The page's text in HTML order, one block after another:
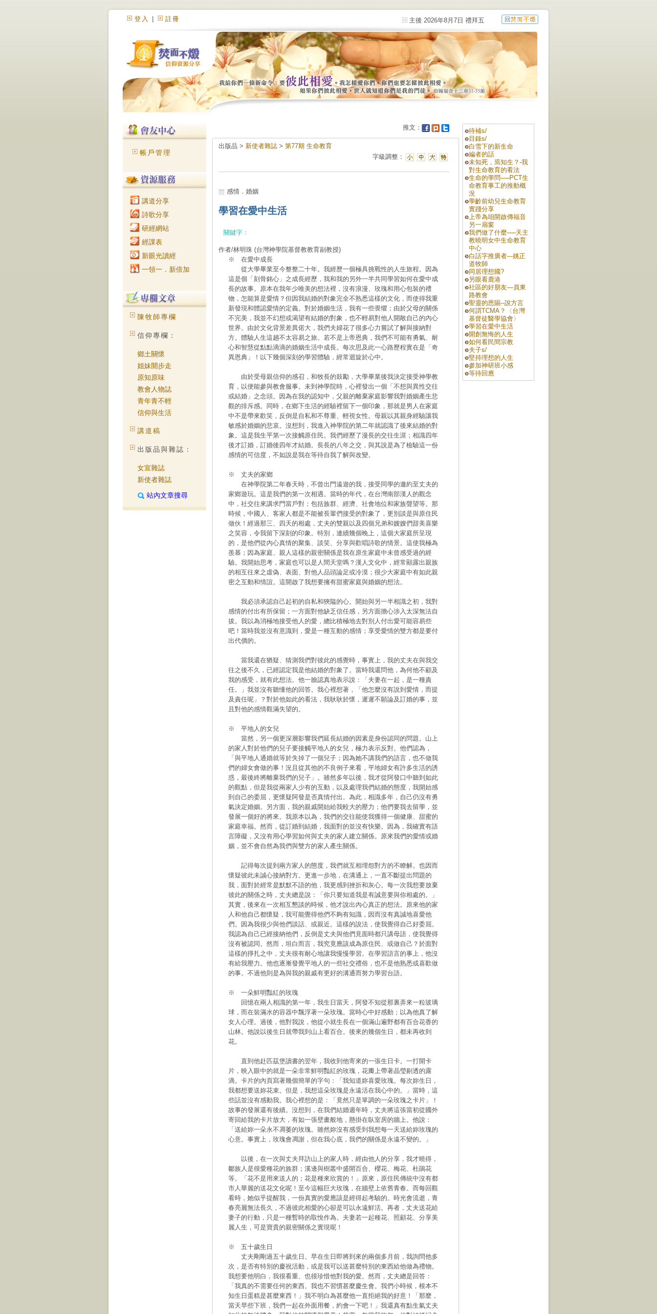
登入 註冊 主後 2026年8月7日 禮拜五
帳戶管理
講道分享
詩歌分享
研經網站
經課表
新眼光讀經
一領一．新倍加
陳牧師專欄
信仰專欄：
鄉土關懷
姐妹開步走
原知原味
教會人物誌
青年青不輕
信仰與生活
講道稿
出版品與雜誌：
女宣雜誌
新使者雜誌
站內文章搜尋
推文：
出版品 > 新使者雜誌 > 第77期 生命教育
字級調整：
感情．婚姻
學習在愛中生活
關鍵字：
作者/林明珠 (台灣神學院基督教教育副教授)
※ 在愛中成長
從大學畢業至今整整二十年。我經歷一個極具挑戰性的人生旅程。因為
這是個「刻骨銘心」之成長經歷，我和我的另外一半共同學習如何在愛中成
長的故事。原本在我年少唯美的想法裡，沒有浪漫、玫瑰和用心包裝的禮
物，怎能算是愛情？但因我結婚的對象完全不熟悉這樣的文化，而使得我重
新發現和體認愛情的定義。對於婚姻生活，我有一些畏懼；由於父母的關係
不完美，我並不幻想或渴望有結婚的對象，也不輕易對他人開敞自己的內心
世界。由於文化背景差異偌大，我們夫婦花了很多心力嘗試了解與接納對
方。體驗人生這趟不太容易之旅。若不是上帝恩典，我們不可能有勇氣、耐
心和智慧從點點滴滴的婚姻生活中成長。每次思及此一心路歷程實在是「奇
異恩典」！以下幾個深刻的學習體驗，經常迴旋於心中。
由於受母親信仰的感召，和牧長的鼓勵，大學畢業後我決定接受神學教
育，以便能參與教會服事。未到神學院時，心裡發出一個「不想與異性交往
或結婚」之念頭。因為在我的認知中，父親的離棄家庭影響我對婚姻產生悲
觀的排斥感。同時，在鄉下生活的經驗裡留下一個印象，那就是男人在家庭
中不是帶來歡笑，反倒是自私和不尊重、輕視女性。母親以其親身經驗讓我
敏感於婚姻的悲哀。沒想到，我進入神學院的第二年就認識了後來結婚的對
象。這是我生平第一次接觸原住民。我們經歷了漫長的交往生涯；相識四年
後才訂婚，訂婚後四年才結婚。長長的八年之交，與其說是為了檢驗這一份
感情的可信度，不如說是我在等待自我了解與改變。
※ 丈夫的家鄉
在神學院第二年春天時，不曾出門遠遊的我，接受同學的邀約至丈夫的
家鄉遊玩。這是我們的第一次相遇。當時的年代，在台灣南部漢人的觀念
中，社交往來講求門當戶對；包括族群、經濟、社會地位和家族聲望等。那
時候，中國人、客家人都是不能被長輩們接受的對象了，更別談是與原住民
做伙！經過那三、四天的相處，丈夫的雙親以及四個兄弟和嫂嫂們甜美喜樂
之笑容，令我留下深刻的印象。特別，連續幾個晚上，這個大家庭所呈現
的，是他們從內心真情的聚集、談笑、分享與歡唱詩歌的情景。這使我極為
羨慕；因為家庭、親人這樣的親密關係是我在原生家庭中未曾感受過的經
驗。我開始思考，家庭也可以是人間天堂嗎？漢人文化中，經常顯露出親族
的相互往來之虛偽、表面、對他人品頭論足或冷漠；很少大家庭中有如此親
密之互動和情誼。這開啟了我想要擁有甜蜜家庭與婚姻的想法。
我必須承認自己起初的自私和狹隘的心。開始與另一半相識之初，我對
感情的付出有所保留；一方面對他缺乏信任感，另方面擔心涉入太深無法自
拔。我以為消極地接受他人的愛，總比積極地去對別人付出愛可能容易些
吧！當時我並沒有意識到，愛是一種互動的感情；享受愛情的雙方都是要付
出代價的。
當我還在猶疑、猜測我們對彼此的感覺時，事實上，我的丈夫在與我交
往之後不久，已經認定我是他結婚的對象了。當時我還問他，為何他不顧及
我的感受，就有此想法。他一臉認真地表示說：「夫妻在一起，是一種責
任。」我並沒有聽懂他的回答。我心裡想著，「他怎麼沒有說到愛情，而提
及責任呢」？對於他如此的看法，我耿耿於懷，遲遲不願論及訂婚的事，並
且對他的感情觀滿失望的。
※ 平地人的女兒
當然，另一個更深層影響我們延長結婚的因素是身份認同的問題。山上
的家人對於他們的兒子要接觸平地人的女兒，極力表示反對。他們認為，
「與平地人通婚就等於失掉了一個兒子；因為她不講我們的語言，也不做我
們的婦女會做的事！況且從其他的不良例子來看，平地婦女有許多生活的誘
惑，最後終將離棄我們的兒子」。雖然多年以後，我才從阿發口中聽到如此
的觀點，但是我從兩家人少有的互動，以及處理我們結婚的態度，我開始感
到自己的委屈，更懷疑阿發是否真情付出。為此，相識多年，自己仍沒有勇
氣決定婚姻。另方面，我的親戚開始給我較大的壓力；他們要我去留學，並
發展一個好的將來。我原本以為，我們的交往能使我獲得一個健康、甜蜜的
家庭幸福。然而，從訂婚到結婚，我面對的並沒有快樂。因為，我確實有語
言障礙，又沒有用心學習如何與丈夫的家人建立關係。原來我們的愛情或婚
姻，並不會自然為我們與雙方的家人產生關係。
記得每次提到兩方家人的態度，我們就互相埋怨對方的不瞭解。也因而
懷疑彼此未誠心接納對方。更進一步地，在溝通上，一直不斷提出問題的
我，面對於經常是默默不語的他，我更感到挫折和灰心。每一次我想要放棄
彼此的關係之時，丈夫總是說：「你只要知道我是有誠意要與你相處的。」
其實，後來在一次相互懇談的時候，他才說出內心真正的想法。原來他的家
人和他自己都懷疑，我可能覺得他們不夠有知識，因而沒有真誠地喜愛他
們。因為我很少與他們談話、或親近。這樣的說法，使我覺得自己好委屈。
我認為自己已經接納他們，反倒是丈夫與他們見面時都只講母語，使我覺得
沒有被認同。然而，坦白而言，我究竟應該成為原住民、或做自己？於面對
這樣的掙扎之中，丈夫很有耐心地讓我慢慢學習。在學習語言的事上，他沒
有給我壓力。他也逐漸發覺平地人的一些社交禮俗，也不是他熟悉或喜歡做
的事。不過他則是為與我的親戚有更好的溝通而努力學習台語。
※ 一朵鮮明豔紅的玫瑰
回憶在兩人相識的第一年，我生日當天，阿發不知從那裏弄來一粒玻璃
球，而在裝滿水的容器中飄浮著一朵玫瑰。當時心中好感動；以為他真了解
女人心理。過後，他對我說，他從小就生長在一個滿山遍野都有百合花香的
山林。他說以後生日就帶我到山上看百合。後來的幾個生日，都未再收到
花。
直到他赴匹茲堡讀書的翌年，我收到他寄來的一張生日卡。一打開卡
片，映入眼中的就是一朵非常鮮明豔紅的玫瑰，花瓣上帶著晶瑩剔透的露
滴。卡片的內頁寫著幾個簡單的字句：「我知道妳喜愛玫瑰。每次妳生日，
我都想要送妳花束。但是，我想這朵玫瑰是永遠活在我心中的。」當時，這
些話並沒有感動我。我心裡想的是：「竟然只是單調的一朵玫瑰之卡片」！
故事的發展還有後續。沒想到，在我們結婚週年時，丈夫將這張當初從國外
寄回給我的卡片放大，有如一張壁畫般地，懸掛在臥室房的牆上。他說：
「送給妳一朵永不凋萎的玫瑰。雖然妳沒有感受到我想每一天送給妳玫瑰的
心意。事實上，玫瑰會凋謝，但在我心底，我們的關係是永遠不變的。」
以後，在一次與丈夫拜訪山上的家人時，經由他人的分享，我才曉得，
鄒族人是很愛種花的族群；溪邊與樹叢中盛開百合、櫻花、梅花、杜鵑花
等。「花不是用來送人的；花是種來欣賞的！」原來，原住民傳統中沒有都
市人華麗的送花文化呢！至今這幅巨大玫瑰，在牆壁上依舊青春。而每回觀
看時，她似乎提醒我，一份真實的愛應該是經得起考驗的。時光會流逝，青
春亮麗無法長久，不過彼此相愛的心卻是可以永遠鮮活。再者，丈夫送花給
妻子的行動，只是一種暫時的取悅作為。夫妻若一起種花、照顧花、分享美
麗人生，可是寶貴的親密關係之實現呢！
※ 五十歲生日
丈夫剛剛過五十歲生日。早在生日即將到來的兩個多月前，我詢問他多
次，是否有特別的慶祝活動，或是我可以送甚麼特別的東西給他做為禮物。
我想要他明白，我很看重、也很珍惜他對我的愛。然而，丈夫總是回答：
「我真的不需要任何的東西。我也不習慣甚麼慶生會。我們小時候，根本不
知生日蛋糕是甚麼東西！」我不明白為甚麼他一直拒絕我的好意！「那麼，
當天早些下班，我們一起在外面用餐，約會一下吧！」我還真有點生氣丈夫
待補s/
目錄s/
白雪下的新生命
編者的話
未知死，焉知生？-我
對生命教育的看法
生命的學問──PCT生
命教育事工的推動概
況
學齡前幼兒生命教育
實踐分享
上帝為咱開啟傳福音
另一扇窗
我們做了什麼──天主
教曉明女中生命教育
中心
白話字推廣者---姚正
道牧師
同居理想國?
另眼看鹿港
社區的好朋友—員東
路教會
聖靈的恩賜--說方言
何謂TCMA？〈台灣
基督徒醫學協會〉
學習在愛中生活
開創無悔的人生
如何看民間宗教
夫子s/
堅持理想的人生
參加神研班小感
等待回應